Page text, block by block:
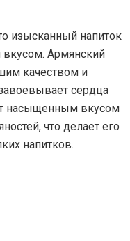
изысканный напиток
вкусом. Армянский
качеством и
сердца
насыщенным вкусом
что делает его
напитков.